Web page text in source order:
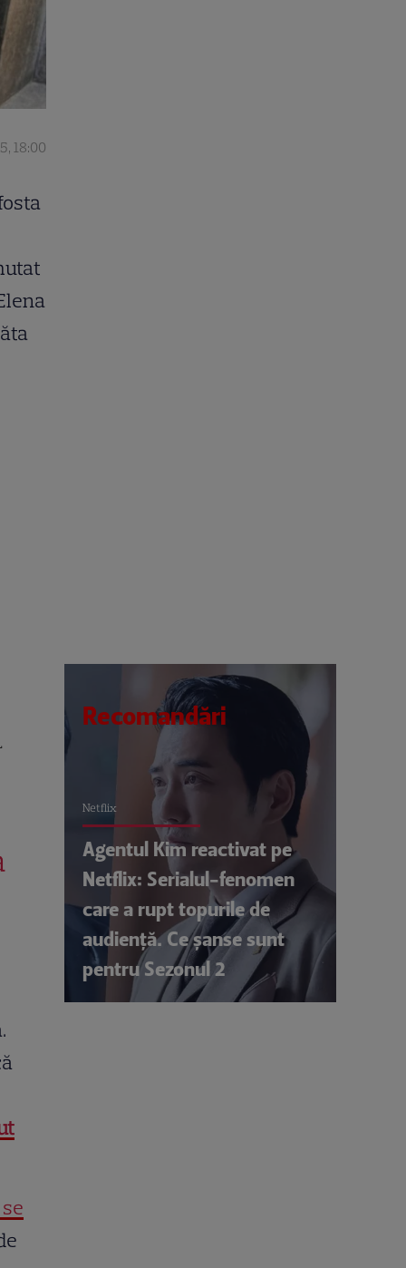
18:00
Recomandări
Netflix
Agentul Kim reactivat pe
Netflix: Serialul-fenomen
care a rupt topurile de
audiență. Ce șanse sunt
pentru Sezonul 2